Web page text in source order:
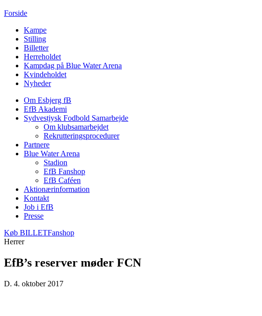
Forside
Kampe
Stilling
Billetter
Herreholdet
Kampdag på Blue Water Arena
Kvindeholdet
Nyheder
Om Esbjerg fB
EfB Akademi
Sydvestjysk Fodbold Samarbejde
Om klubsamarbejdet
Rekrutteringsprocedurer
Partnere
Blue Water Arena
Stadion
EfB Fanshop
EfB Caféen
Aktionærinformation
Kontakt
Job i EfB
Presse
Køb BILLETFanshop
Herrer
EfB’s reserver møder FCN
D. 4. oktober 2017